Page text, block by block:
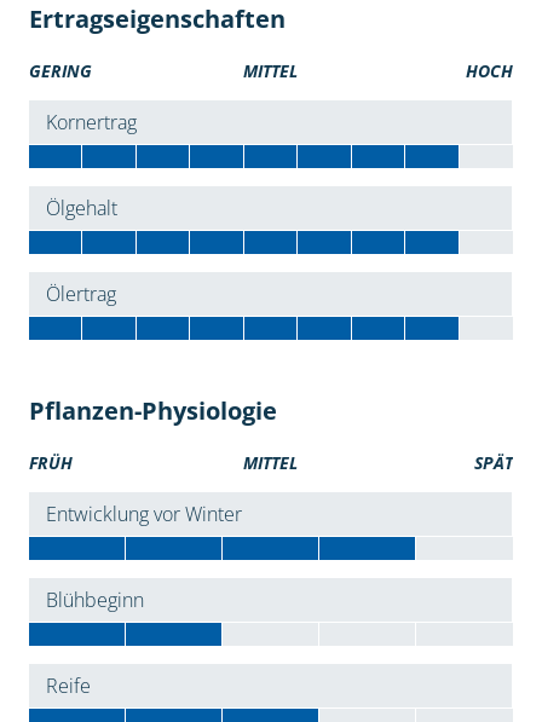
Ertragseigenschaften
GERING MITTEL HOCH
Kornertrag
Ölgehalt
Ölertrag
Pflanzen-Physiologie
FRÜH MITTEL SPÄT
Entwicklung vor Winter
Blühbeginn
Reife